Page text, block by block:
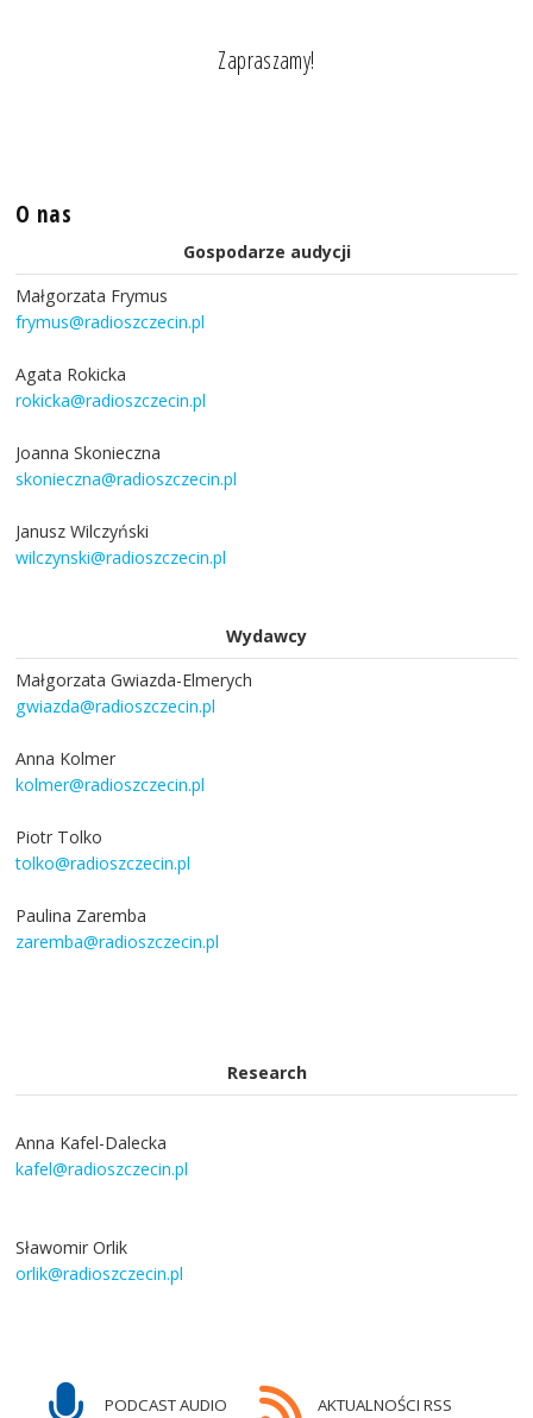
Zapraszamy!
O nas
Gospodarze audycji
Małgorzata Frymus
frymus@radioszczecin.pl
Agata Rokicka
rokicka@radioszczecin.pl
Joanna Skonieczna
skonieczna@radioszczecin.pl
Janusz Wilczyński
wilczynski@radioszczecin.pl
Wydawcy
Małgorzata Gwiazda-Elmerych
gwiazda@radioszczecin.pl
Anna Kolmer
kolmer@radioszczecin.pl
Piotr Tolko
tolko@radioszczecin.pl
Paulina Zaremba
zaremba@radioszczecin.pl
Research
Anna Kafel-Dalecka
kafel@radioszczecin.pl
Sławomir Orlik
orlik@radioszczecin.pl
PODCAST AUDIO AKTUALNOŚCI RSS